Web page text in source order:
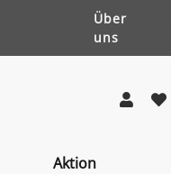
Über
uns
Aktion